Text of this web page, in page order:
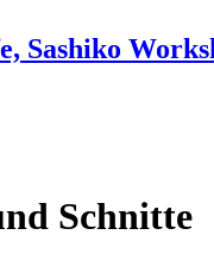
Sashiko
Schnitte